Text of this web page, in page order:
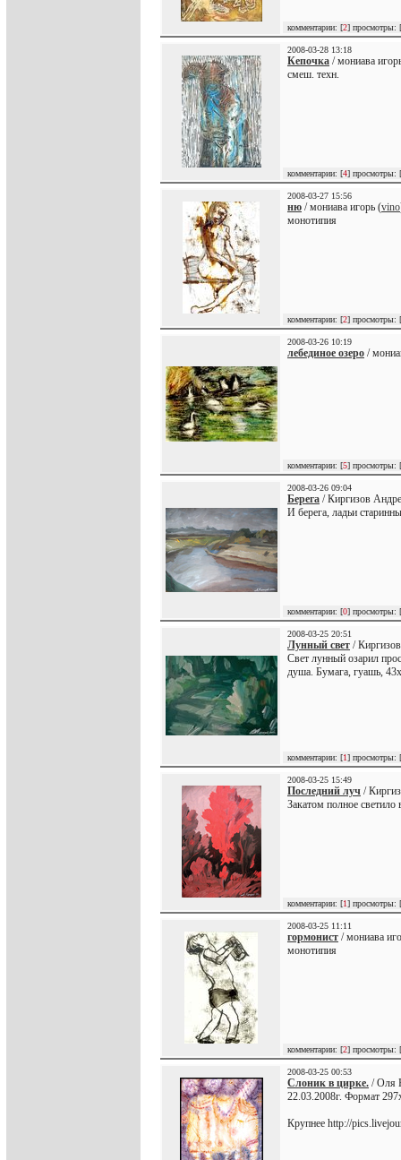
комментарии: [2] просмотры: [
2008-03-28 13:18
Кепочка / мониава
смеш. техн.
комментарии: [4] просмотры: [
2008-03-27 15:56
ню / мониава игорь (vino
монотипия
комментарии: [2] просмотры: [
2008-03-26 10:19
лебединое озеро /
комментарии: [5] просмотры: [
2008-03-26 09:04
Берега / Киргизов
И берега, ладьи
комментарии: [0] просмотры: [
2008-03-25 20:51
Лунный свет /
Свет лунный озарил
душа. Бумага, гуашь,
комментарии: [1] просмотры: [
2008-03-25 15:49
Последний луч /
Закатом полное светило
комментарии: [1] просмотры: [
2008-03-25 11:11
гормонист / мониава
монотипия
комментарии: [2] просмотры: [
2008-03-25 00:53
Слоник в цирке. / Оля
22.03.2008г. Формат
Крупнее http://